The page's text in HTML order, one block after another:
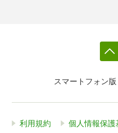
スマートフォン版
利用規約 個人情報保護